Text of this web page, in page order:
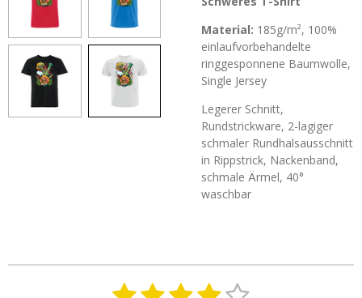
Material: 185g/m², 100%
einlaufvorbehandelte
ringgesponnene Baumwolle,
Single Jersey
Legerer Schnitt,
Rundstrickware, 2-lagiger
schmaler Rundhalsausschnitt
in Rippstrick, Nackenband,
schmale Ärmel, 40°
waschbar